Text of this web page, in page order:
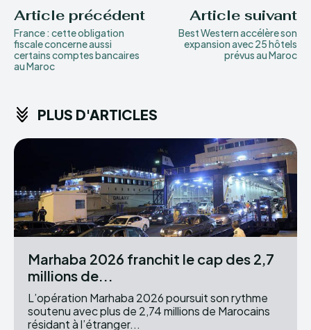
Article précédent
France : cette obligation
fiscale concerne aussi
certains comptes bancaires
au Maroc
Article suivant
Best Western accélère son
expansion avec 25 hôtels
prévus au Maroc
PLUS D'ARTICLES
Marhaba 2026 franchit le cap des 2,7
millions de...
L’opération Marhaba 2026 poursuit son rythme
soutenu avec plus de 2,74 millions de Marocains
résidant à l’étranger...